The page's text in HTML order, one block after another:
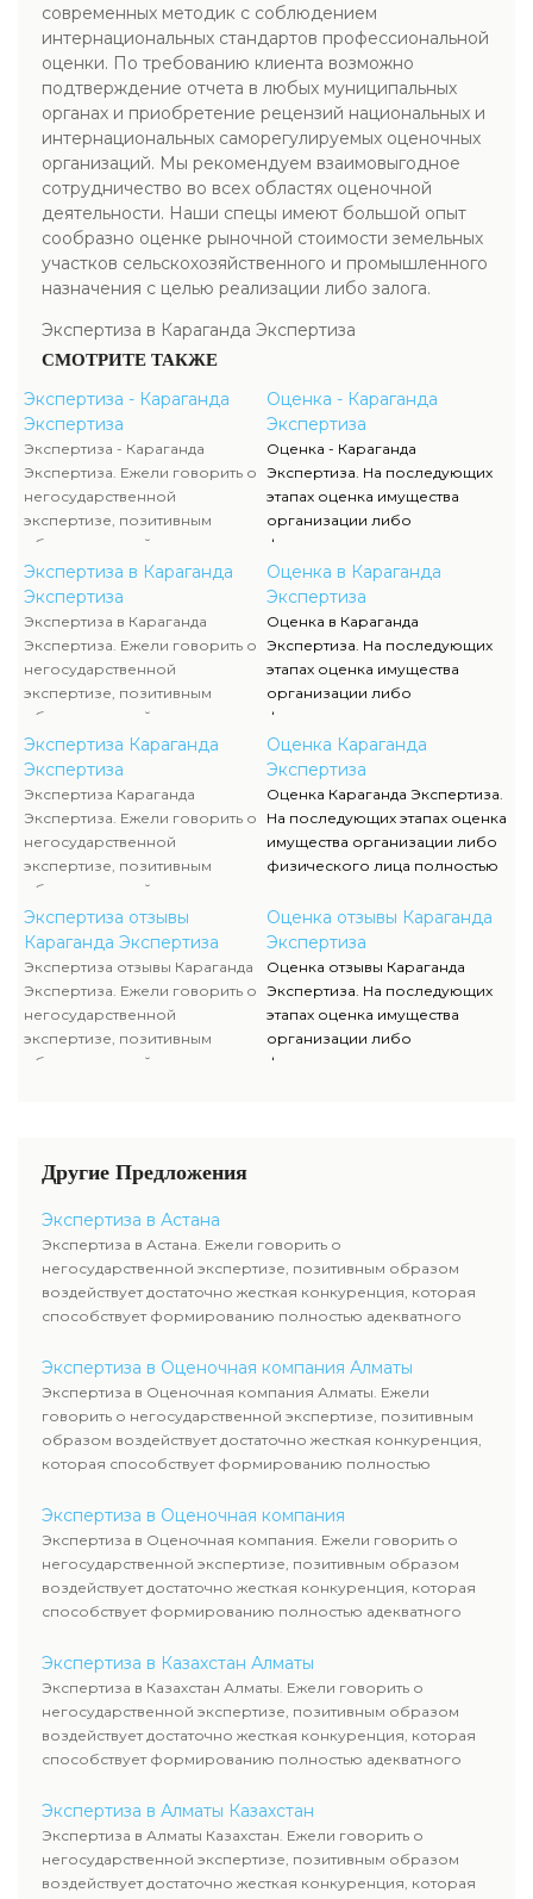
современных методик с соблюдением
интернациональных стандартов профессиональной
оценки. По требованию клиента возможно
подтверждение отчета в любых муниципальных
органах и приобретение рецензий национальных и
интернациональных саморегулируемых оценочных
организаций. Мы рекомендуем взаимовыгодное
сотрудничество во всех областях оценочной
деятельности. Наши спецы имеют большой опыт
сообразно оценке рыночной стоимости земельных
участков сельскохозяйственного и промышленного
назначения с целью реализации либо залога.
Экспертиза в Караганда Экспертиза
СМОТРИТЕ ТАКЖЕ
Экспертиза - Караганда
Экспертиза
Экспертиза - Караганда
Экспертиза. Ежели говорить о
негосударственной
экспертизе, позитивным
образом воздействует
достаточно жесткая
конкуренция, которая
способствует формированию
полностью адекватного
уровня цен.
Экспертиза в Караганда
Экспертиза
Экспертиза в Караганда
Экспертиза. Ежели говорить о
негосударственной
экспертизе, позитивным
образом воздействует
достаточно жесткая
конкуренция, которая
способствует формированию
полностью адекватного
уровня цен.
Экспертиза Караганда
Экспертиза
Экспертиза Караганда
Экспертиза. Ежели говорить о
негосударственной
экспертизе, позитивным
образом воздействует
достаточно жесткая
конкуренция, которая
способствует формированию
полностью адекватного
уровня цен.
Экспертиза отзывы
Караганда Экспертиза
Экспертиза отзывы Караганда
Экспертиза. Ежели говорить о
негосударственной
экспертизе, позитивным
образом воздействует
уровня цен.
Оценка - Караганда
Экспертиза
Оценка - Караганда
Экспертиза. На последующих
этапах оценка имущества
организации либо
физического лица полностью
исполняются силами наших
служащих, тогда как участие
клиента ограничивается
объяснением отдельных
вопросов и предоставлением
недостающей документации.
Оценка в Караганда
Экспертиза
Оценка в Караганда
Экспертиза. На последующих
этапах оценка имущества
организации либо
физического лица полностью
исполняются силами наших
служащих, тогда как участие
клиента ограничивается
объяснением отдельных
вопросов и предоставлением
недостающей документации.
Оценка Караганда
Экспертиза
Оценка Караганда Экспертиза.
На последующих этапах оценка
имущества организации либо
физического лица полностью
служащих, тогда как участие
клиента ограничивается
объяснением отдельных
вопросов и предоставлением
недостающей документации.
Оценка отзывы Караганда
Экспертиза
Оценка отзывы Караганда
Экспертиза. На последующих
этапах оценка имущества
организации либо
физического лица полностью
Другие Предложения
Экспертиза в Астана
Экспертиза в Астана. Ежели говорить о
негосударственной экспертизе, позитивным образом
воздействует достаточно жесткая конкуренция, которая
способствует формированию полностью адекватного
Экспертиза в Оценочная компания Алматы
Экспертиза в Оценочная компания Алматы. Ежели
говорить о негосударственной экспертизе, позитивным
образом воздействует достаточно жесткая конкуренция,
которая способствует формированию полностью
Экспертиза в Оценочная компания
Экспертиза в Оценочная компания. Ежели говорить о
негосударственной экспертизе, позитивным образом
воздействует достаточно жесткая конкуренция, которая
способствует формированию полностью адекватного
Экспертиза в Казахстан Алматы
Экспертиза в Казахстан Алматы. Ежели говорить о
негосударственной экспертизе, позитивным образом
воздействует достаточно жесткая конкуренция, которая
способствует формированию полностью адекватного
Экспертиза в Алматы Казахстан
Экспертиза в Алматы Казахстан. Ежели говорить о
негосударственной экспертизе, позитивным образом
воздействует достаточно жесткая конкуренция, которая